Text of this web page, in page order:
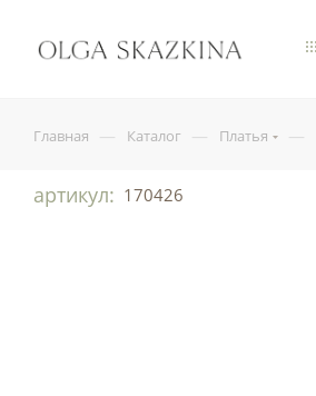
Главная — Каталог — Платья —
артикул: 170426